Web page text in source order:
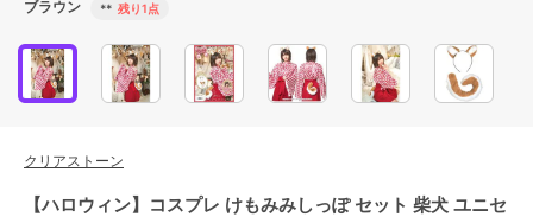
ブラウン ** 残り1点
クリアストーン
【ハロウィン】コスプレ けもみみしっぽ セット 柴犬 ユニセ